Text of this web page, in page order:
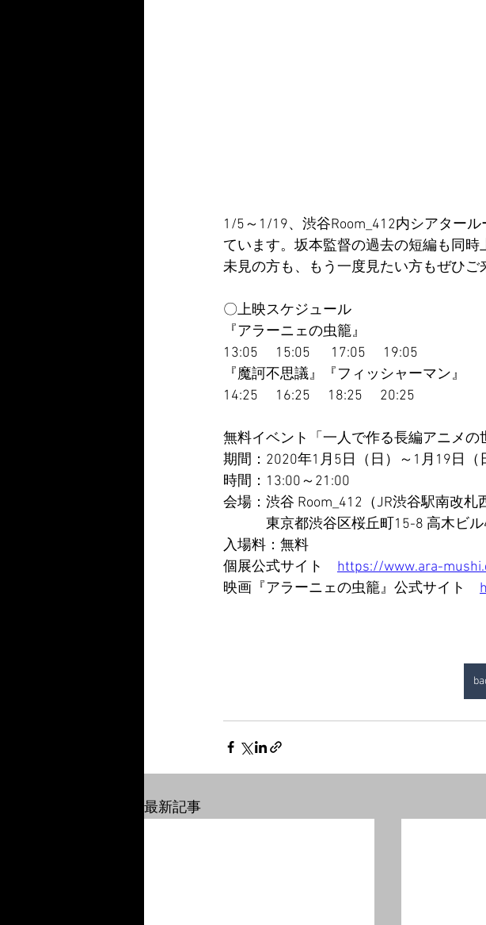
1/5～1/19、渋谷Room_412内シアター
ています。坂本監督の過去の短編も同時
未見の方も、もう一度見たい方もぜひご
〇上映スケジュール
『アラーニェの虫籠』
13:05　 15:05 　 17:05　 19:05
『魔訶不思議』『フィッシャーマン』
14:25 　16:25 　18:25 　20:25
無料イベント「一人で作る長編アニメの
期間：2020年1月5日（日）～1月19日（
時間：13:00～21:00
会場：渋谷 Room_412（JR渋谷駅南改札
東京都渋谷区桜丘町15-8 高木ビル
入場料：無料
個展公式サイト https://www.ara-
映画『アラーニェの虫籠』公式サイト
最新記事